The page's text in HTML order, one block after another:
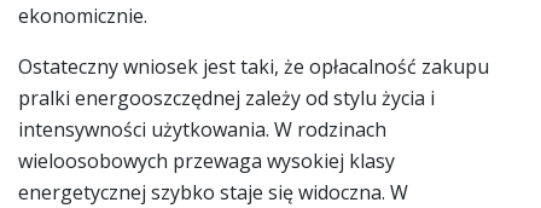
ekonomicznie.
Ostateczny wniosek jest taki, że opłacalność zakupu
pralki energooszczędnej zależy od stylu życia i
intensywności użytkowania. W rodzinach
wieloosobowych przewaga wysokiej klasy
energetycznej szybko staje się widoczna. W